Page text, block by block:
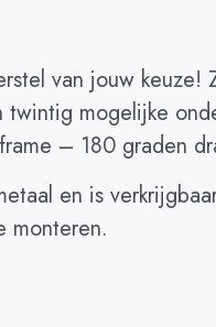
van jouw
mogelijke
– 180 graden
en is
monteren.